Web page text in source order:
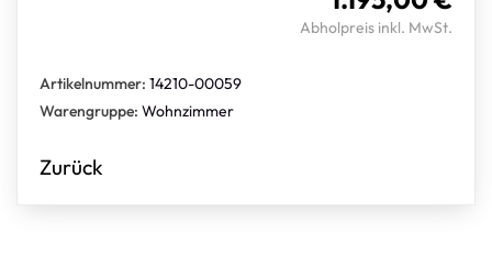
Abholpreis inkl. MwSt.
Artikelnummer: 14210-00059
Warengruppe: Wohnzimmer
Zurück